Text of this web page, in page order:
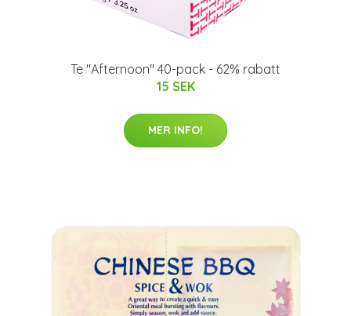
Te "Afternoon" 40-pack - 62% rabatt
15 SEK
MER INFO!